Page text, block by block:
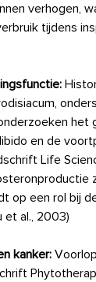
verhogen,
tijdens
het
en de
Life
op een rol bij
et al., 2003)
kanker: